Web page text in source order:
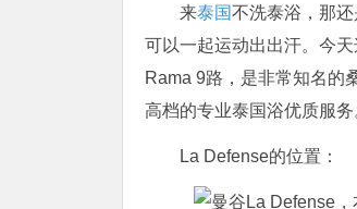
来泰国不洗泰浴，那还
可以一起运动出出汗。今
Rama 9路，是非常知名的
高档的专业泰国浴优质服务
La Defense的位置：